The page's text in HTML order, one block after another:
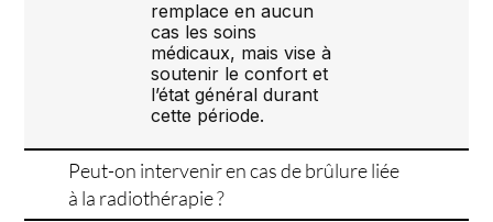
remplace en aucun
cas les soins
médicaux, mais vise à
soutenir le confort et
l’état général durant
cette période.
Peut-on intervenir en cas de brûlure liée
à la radiothérapie ?